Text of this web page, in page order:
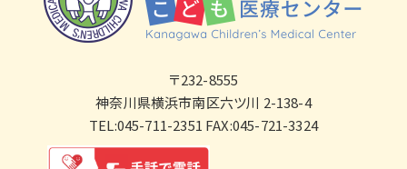
〒232-8555
神奈川県横浜市南区六ツ川 2-138-4
TEL:045-711-2351 FAX:045-721-3324